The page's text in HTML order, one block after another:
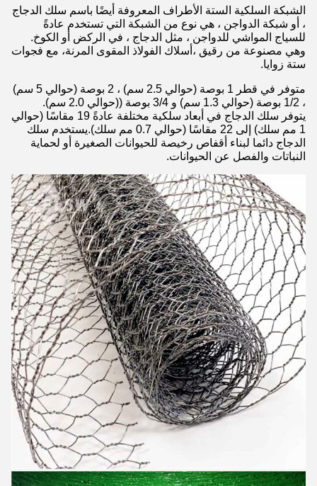
الشبكة السلكية الستة الأطراف المعروفة أيضًا باسم سلك الدجاج
، أو شبكة الدواجن ، هي نوع من الشبكة التي تستخدم عادةً
للسياج المواشي للدواجن ، مثل الدجاج ، في الركض أو الكوخ.
وهي مصنوعة من رقيق ،أسلاك الفولاذ المقوى المرنة، مع فجوات
ستة زوايا.
متوفر في قطر 1 بوصة (حوالي 2.5 سم) ، 2 بوصة (حوالي 5 سم)
، 1/2 بوصة (حوالي 1.3 سم) و 3/4 بوصة ((حوالي 2.0 سم).
يتوفر سلك الدجاج في أبعاد سلكية مختلفة عادةً 19 مقاسًا (حوالي
1 مم سلك) إلى 22 مقاسًا (حوالي 0.7 مم سلك).يستخدم سلك
الدجاج دائما لبناء أقفاص رخيصة للحيوانات الصغيرة أو لحماية
النباتات والفصل عن الحيوانات.